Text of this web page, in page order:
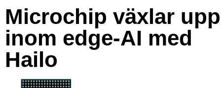
Microchip växlar upp
inom edge-AI med
Hailo